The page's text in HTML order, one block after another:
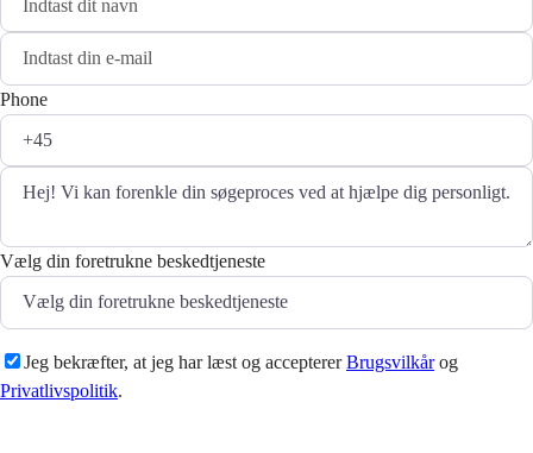
Phone
Vælg din foretrukne beskedtjeneste
Jeg bekræfter, at jeg har læst og acceptererBrugsvilkårog
Privatlivspolitik.